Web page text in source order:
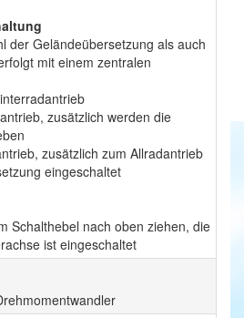
der Geländeübersetzung als auch
mit einem zentralen
zusätzlich werden die
zusätzlich zum Allradantrieb
eingeschaltet
Schalthebel nach oben ziehen, die
ist eingeschaltet